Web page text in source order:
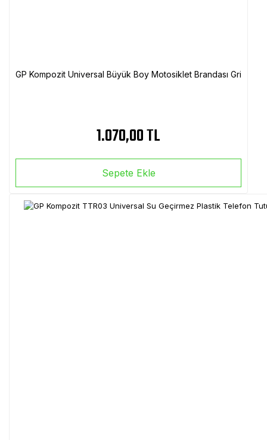
GP Kompozit Universal Büyük Boy Motosiklet Brandası Gri
1.070,00 TL
Sepete Ekle